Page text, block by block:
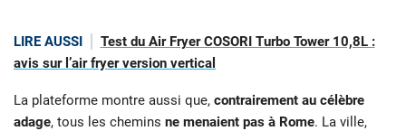
LIRE AUSSI
Test du Air Fryer COSORI Turbo Tower 10,8L :
avis sur l’air fryer version vertical
La plateforme montre aussi que, contrairement au célèbre
adage, tous les chemins ne menaient pas à Rome. La ville,